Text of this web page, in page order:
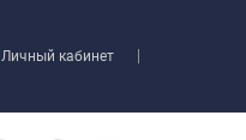
Личный кабинет